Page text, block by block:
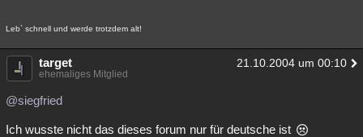
Leb` schnell und werde trotzdem alt!
target 21.10.2004 um 00:10
ehemaliges Mitglied
@siegfried
Ich wusste nicht das dieses forum nur für deutsche ist